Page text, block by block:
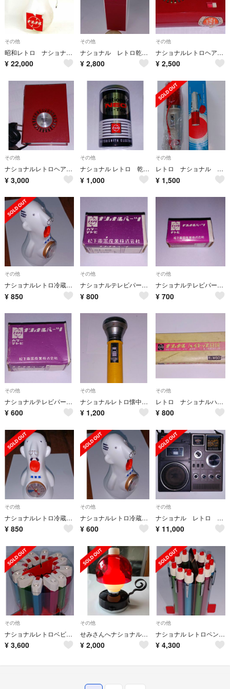
その他
昭和レトロ ナショナル 電球型 吊り下げ式 看板 販促物 店舗装飾品
¥ 22,000
その他
ナショナル レトロ乾電池式カミソリ ポケットPAL ES-52
¥ 2,800
その他
ナショナルレトロヘアドライヤーBOOK DRYER
¥ 2,500
その他
ナショナルレトロヘアドライヤー BOOK DRYER
¥ 3,000
その他
ナショナル レトロ 乾電池2本
¥ 1,000
その他
レトロ ナショナル 合図灯３形 FFー１４５ 1本
¥ 1,500
その他
ナショナルレトロ冷蔵庫温度計
¥ 850
その他
ナショナルテレビパーツ ２SD312V
¥ 800
その他
ナショナルテレビパーツ ダイオード TVS 10D8
¥ 700
その他
ナショナルテレビパーツ EVQ59HF25
¥ 600
その他
ナショナルレトロ懐中電灯ミニサイズ 単2乾電池使用
¥ 1,200
その他
レトロ ナショナルハイットップ豆球 6個
¥ 800
その他
ナショナルレトロ冷蔵庫温度計 霜無し博士
¥ 850
その他
ナショナルレトロ冷蔵庫温度計
¥ 600
その他
ナショナル レトロ ６バンド ラジカセRQ-585
¥ 11,000
その他
ナショナルレトロベビーライトBF-364
¥ 3,600
その他
せみさんへナショナルレトロ ランタン2点
¥ 2,000
その他
ナショナル レトロペンライト BF-310 12本
¥ 4,300